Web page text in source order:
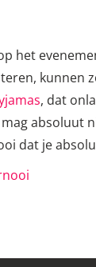
het
kunnen
, dat
absoluut
dat je